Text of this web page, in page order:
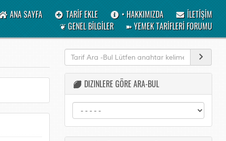
ANA SAYFA TARİF EKLE • HAKKIMIZDA
İLETİŞİM
❦ GENEL BİLGİLER
➽ YEMEK TARİFLERİ FORUMU
DIZINLERE GÖRE ARA-BUL